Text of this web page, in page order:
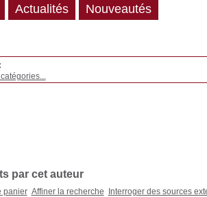
par cet auteur
panier Affiner la recherche
Interroger des sources
Actualités Nouveautés